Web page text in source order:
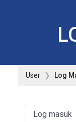
User Log
Primary
Log masuk